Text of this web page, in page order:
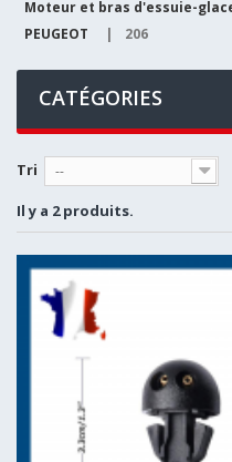
Moteur et bras d'essuie-
PEUGEOT
| 206
CATÉGORIES
Tri --
Il y a 2 produits.